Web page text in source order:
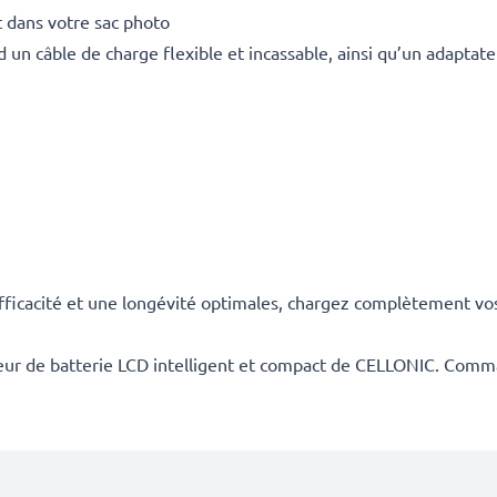
votre sac photo
câble de charge flexible et incassable, ainsi qu’un
et une longévité optimales, chargez complètement
de batterie LCD intelligent et compact de CELLONIC.